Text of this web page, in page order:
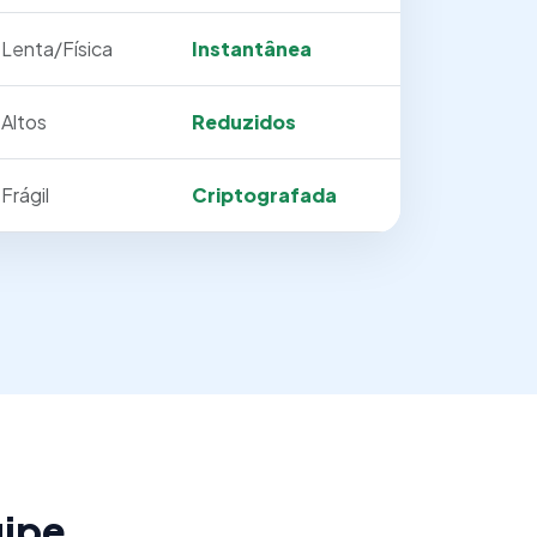
Lenta/Física Instantânea
Altos Reduzidos
Frágil Criptografada